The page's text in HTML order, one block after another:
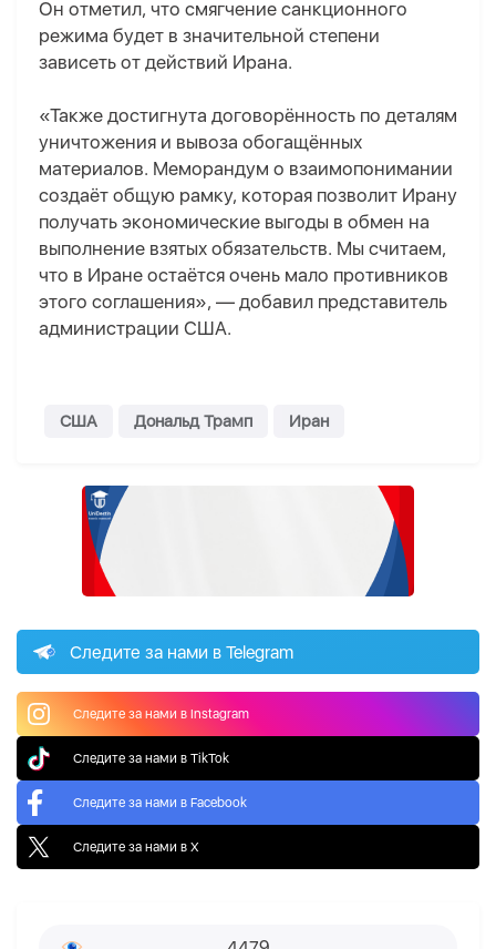
Он отметил, что смягчение санкционного
режима будет в значительной степени
зависеть от действий Ирана.
«Также достигнута договорённость по деталям
уничтожения и вывоза обогащённых
материалов. Меморандум о взаимопонимании
создаёт общую рамку, которая позволит Ирану
получать экономические выгоды в обмен на
выполнение взятых обязательств. Мы считаем,
что в Иране остаётся очень мало противников
этого соглашения», — добавил представитель
администрации США.
США Дональд Трамп Иран
Следите за нами в Telegram
Следите за нами в Instagram
Следите за нами в TikTok
Следите за нами в Facebook
Следите за нами в X